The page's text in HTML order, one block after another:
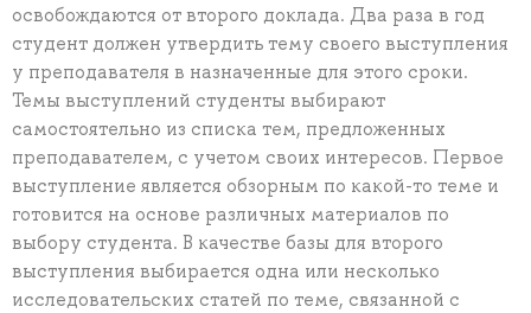
освобождаются от второго доклада. Два раза в год
студент должен утвердить тему своего выступления
у преподавателя в назначенные для этого сроки.
Темы выступлений студенты выбирают
самостоятельно из списка тем, предложенных
преподавателем, с учетом своих интересов. Первое
выступление является обзорным по какой-то теме и
готовится на основе различных материалов по
выбору студента. В качестве базы для второго
выступления выбирается одна или несколько
исследовательских статей по теме, связанной с